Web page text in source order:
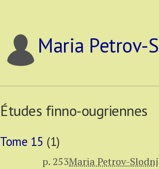
Maria Petrov-
Études finno-ougriennes
Tome 15 (1)
p. 253Maria Petrov-